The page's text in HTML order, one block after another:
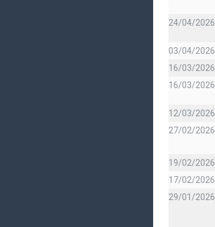
24/04/2026
03/04/2026
16/03/2026
16/03/2026
12/03/2026
27/02/2026
19/02/2026
17/02/2026
29/01/2026